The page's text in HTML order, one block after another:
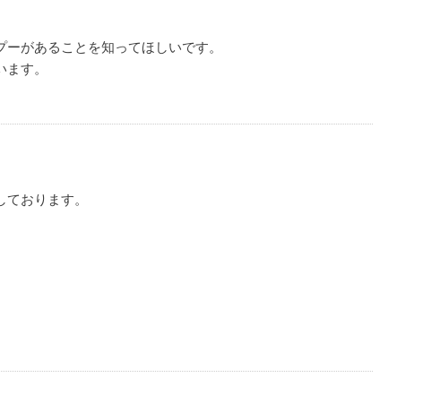
があることを知ってほしいです。
す。
おります。